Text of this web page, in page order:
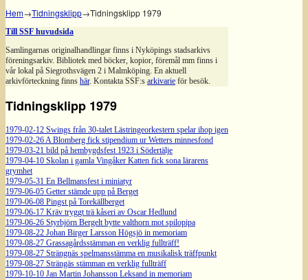
Hem→Tidningsklipp→Tidningsklipp 1979
Till SSF huvudsida
Samlingarnas originalhandlingar finns i Nyköpings stadsarkivs
föreningsarkiv. Bibliotek med böcker, kopior, föremål mm finns i
vår lokal på Siegrothsvägen 2 i Malmköping. En aktuell
arkivförteckning finns här. Kontakta SSF:s arkivarie för besök.
Tidningsklipp 1979
1979-02-12 Swings från 30-talet Lästringeorkestern spelar ihop igen
1979-02-26 A Blomberg fick stipendium ur Wetters minnesfond
1979-03-21 bild på hembygdsfest 1923 i Södertälje
1979-04-10 Skolan i gamla Vingåker Katten fick sona lärarens
grymhet
1979-05-31 En Bellmansfest i miniatyr
1979-06-05 Getter stämde upp på Berget
1979-06-08 Pingst på Torekällberget
1979-06-17 Kräv tryggt trä kåseri av Oscar Hedlund
1979-06-26 Styrbjörn Bergelt bytte valthorn mot spilopipa
1979-08-22 Johan Birger Larsson Högsjö in memoriam
1979-08-27 Grassagårdsstämman en verklig fullträff!
1979-08-27 Strängnäs spelmansstämma en musikalisk träffpunkt
1979-08-27 Strängäs stämman en verklig fullträff
1979-10-10 Jan Martin Johansson Leksand in memoriam